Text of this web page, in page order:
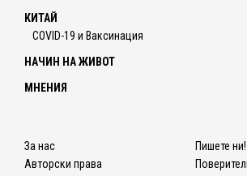
КИТАЙ
COVID-19 и Ваксинация
НАЧИН НА ЖИВОТ
МНЕНИЯ
За нас
Авторски права
Пишете ни!